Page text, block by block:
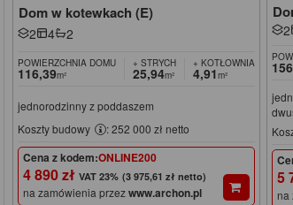
Dom w kotewkach (E)
2 4 2
POWIERZCHNIA DOMU
116,39m²
+ STRYCH
25,94m²
+ KOTŁOWNIA
4,91m²
jednorodzinny z poddaszem
Koszty budowy
: 252 000 zł netto
Cena z kodem:ONLINE200
4 890 zł (3 975,61 zł netto)
na zamówienia przezwww.archon.pl
2
5
na